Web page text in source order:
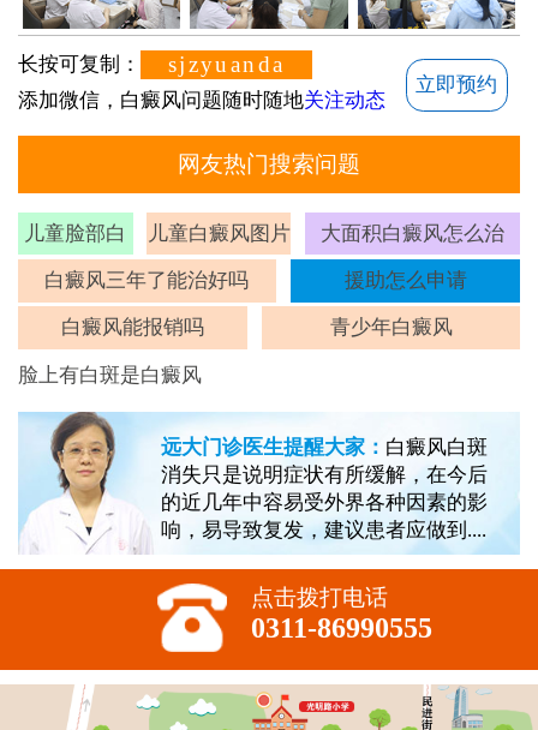
长按可复制： sjzyuanda
添加微信，白癜风问题随时随地关注动态
立即预约
网友热门搜索问题
儿童脸部白
斑
儿童白癜风图片 大面积白癜风怎么治
白癜风三年了能治好吗 援助怎么申请
白癜风能报销吗 青少年白癜风
脸上有白斑是白癜风
远大门诊医生提醒大家： 白癜风白斑
消失只是说明症状有所缓解，在今后
的近几年中容易受外界各种因素的影
响，易导致复发，建议患者应做到....
点击拨打电话
0311-86990555